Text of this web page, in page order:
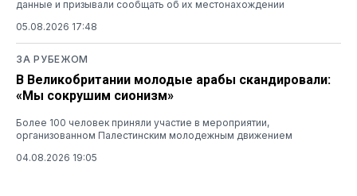
данные и призывали сообщать об их местонахождении
05.08.2026 17:48
ЗА РУБЕЖОМ
В Великобритании молодые арабы скандировали:
«Мы сокрушим сионизм»
Более 100 человек приняли участие в мероприятии,
организованном Палестинским молодежным движением
04.08.2026 19:05